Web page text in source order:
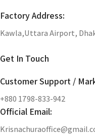
Factory Address:
Kawla,Uttara Airport,
Get In Touch
Customer Support /
+880 1798-833-942
Official Email: